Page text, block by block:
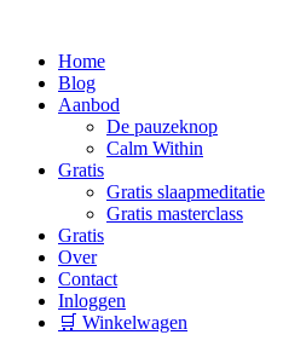
Home
Blog
Aanbod
De pauzeknop
Calm Within
Gratis
Gratis slaapmeditatie
Gratis masterclass
Gratis
Over
Contact
Inloggen
🛒 Winkelwagen